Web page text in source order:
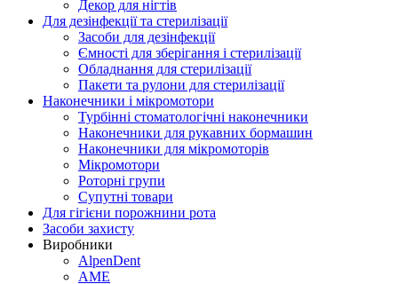
Декор для нігтів
Для дезінфекції та стерилізації
Засоби для дезінфекції
Ємності для зберігання і стерилізації
Обладнання для стерилізації
Пакети та рулони для стерилізації
Наконечники і мікромотори
Турбінні стоматологічні наконечники
Наконечники для рукавних бормашин
Наконечники для мікромоторів
Мікромотори
Роторні групи
Супутні товари
Для гігієни порожнини рота
Засоби захисту
Виробники
AlpenDent
AME